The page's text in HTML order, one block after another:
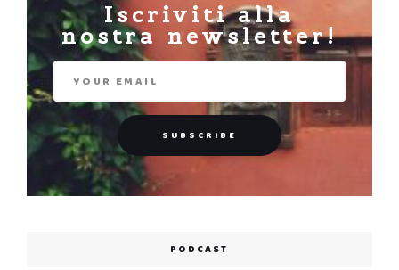
Iscriviti alla
nostra newsletter!
PODCAST